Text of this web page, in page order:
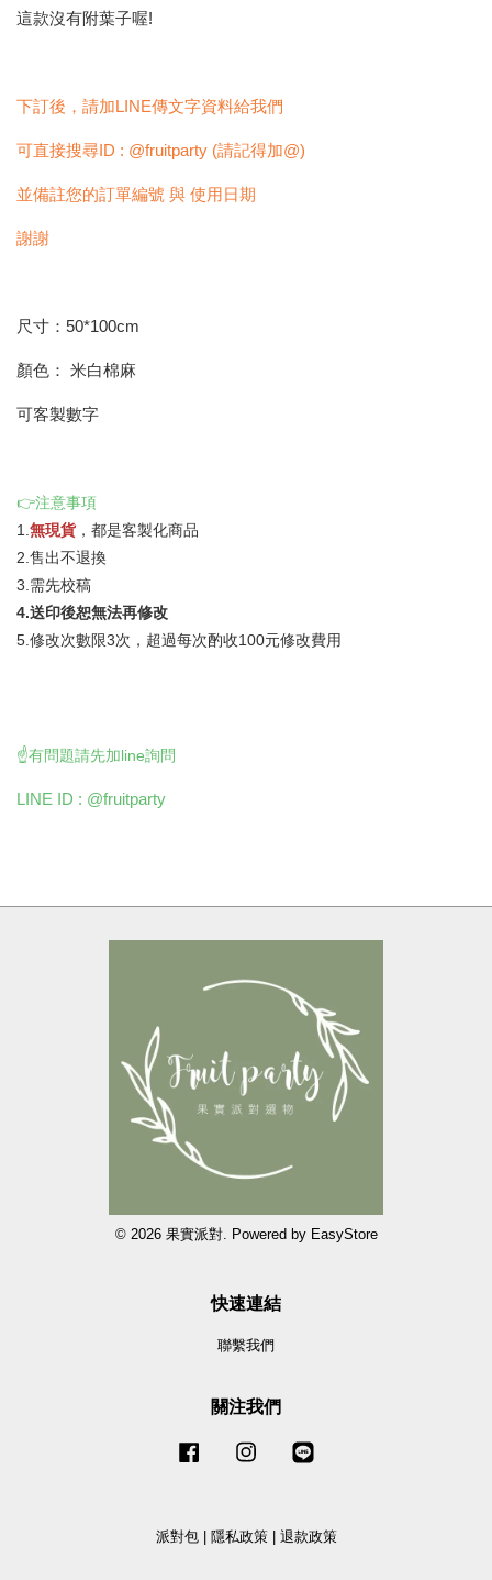
這款沒有附葉子喔!
下訂後，請加LINE傳文字資料給我們
可直接搜尋ID : @fruitparty (請記得加@)
並備註您的訂單編號 與 使用日期
謝謝
尺寸：50*100cm
顏色： 米白棉麻
可客製數字
👉注意事項
1. 無現貨 ，都是客製化商品
2.售出不退換
3.需先校稿
4.送印後恕無法再修改
5.修改次數限3次，超過每次酌收100元修改費用
☝️有問題請先加line詢問
LINE ID : @fruitparty
© 2026 果實派對. Powered by EasyStore
快速連結
聯繫我們
關注我們
Facebook Instagram
派對包| 隱私政策| 退款政策